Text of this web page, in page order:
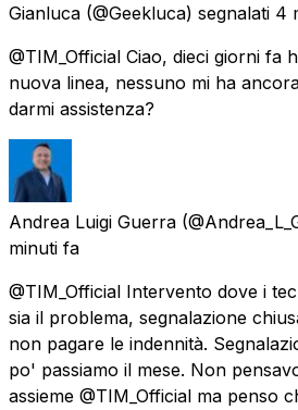
Gianluca (@Geekluca) segnalati 4
@TIM_Official Ciao, dieci giorni fa
nuova linea, nessuno mi ha
darmi assistenza?
Andrea Luigi Guerra
minuti fa
@TIM_Official Intervento dove i
sia il problema, segnalazione
non pagare le indennità.
po' passiamo il mese. Non
assieme @TIM_Official ma penso